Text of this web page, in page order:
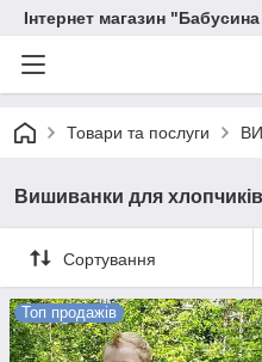
Інтернет магазин
Товари та послуги
Вишиванки для хлопчиків
Сортування
Топ продажів